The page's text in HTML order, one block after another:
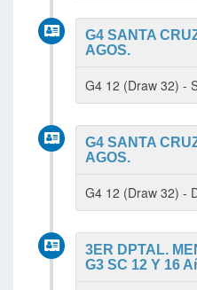
G4 SANTA
AGOS.
G4 12 (Draw 32) -
G4 SANTA
AGOS.
G4 12 (Draw 32) -
3ER DPTAL.
G3 SC 12 Y 16